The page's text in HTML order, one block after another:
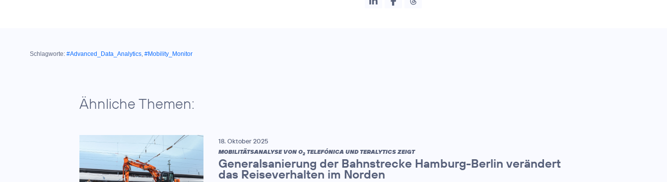
Schlagworte: #Advanced_Data_Analytics #Mobility_Monitor
Ähnliche Themen:
18. Oktober 2025
MOBILITÄTSANALYSE VON O2 TELEFÓNICA UND TERALYTICS ZEIGT
Generalsanierung der Bahnstrecke Hamburg-Berlin verändert
das Reiseverhalten im Norden